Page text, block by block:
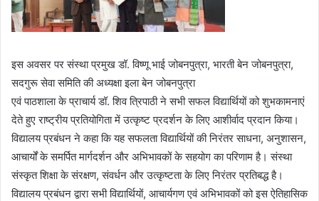
इस अवसर पर संस्था प्रमुख डॉ. विष्णू भाई जोबनपुत्रा, भारती बेन जोबनपुत्रा,
सदगुरू सेवा समिति की अध्यक्षा इला बेन जोबनपुत्रा
एवं पाठशाला के प्राचार्य डॉ. शिव त्रिपाठी ने सभी सफल विद्यार्थियों को शुभकामनाएं
देते हुए राष्ट्रीय प्रतियोगिता में उत्कृष्ट प्रदर्शन के लिए आशीर्वाद प्रदान किया।
विद्यालय प्रबंधन ने कहा कि यह सफलता विद्यार्थियों की निरंतर साधना, अनुशासन,
आचार्यों के समर्पित मार्गदर्शन और अभिभावकों के सहयोग का परिणाम है। संस्था
संस्कृत शिक्षा के संरक्षण, संवर्धन और उत्कृष्टता के लिए निरंतर प्रतिबद्ध है।
विद्यालय प्रबंधन द्वारा सभी विद्यार्थियों, आचार्यगण एवं अभिभावकों को इस ऐतिहासिक